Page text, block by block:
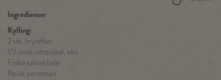
Ingredienser
Kylling:
2 stk. brystfilet
1/2 revet citronskal, øko
Friske salvieblade
Revet parmesan